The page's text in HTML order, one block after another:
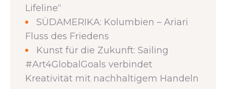
Lifeline“
SÜDAMERIKA: Kolumbien – Ariari
Fluss des Friedens
Kunst für die Zukunft: Sailing
#Art4GlobalGoals verbindet
Kreativität mit nachhaltigem Handeln